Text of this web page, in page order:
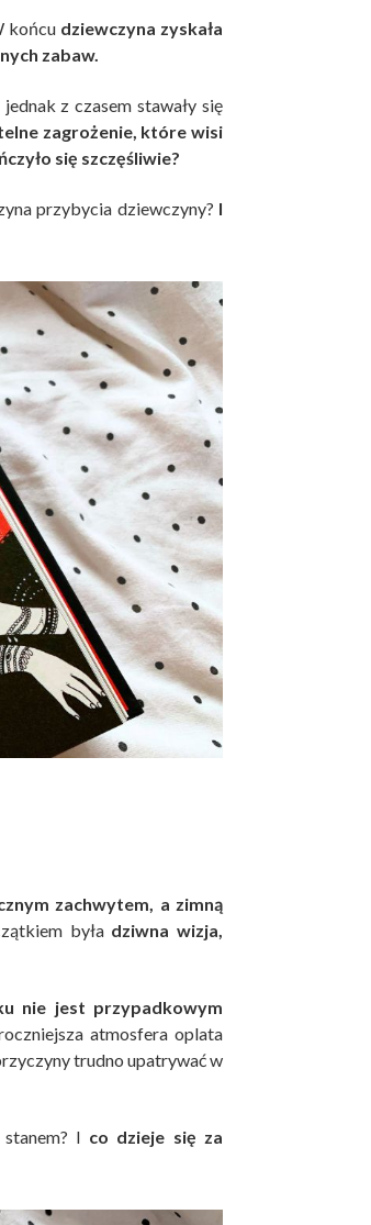
końcu dziewczyna zyskała
zabaw.
z czasem stawały się
zagrożenie, które wisi
się szczęśliwie?
przybycia dziewczyny? I
zachwytem, a zimną
była dziwna wizja,
nie jest przypadkowym
atmosfera oplata
trudno upatrywać w
I co dzieje się za